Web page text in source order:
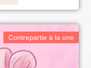
Contrepartie à la une